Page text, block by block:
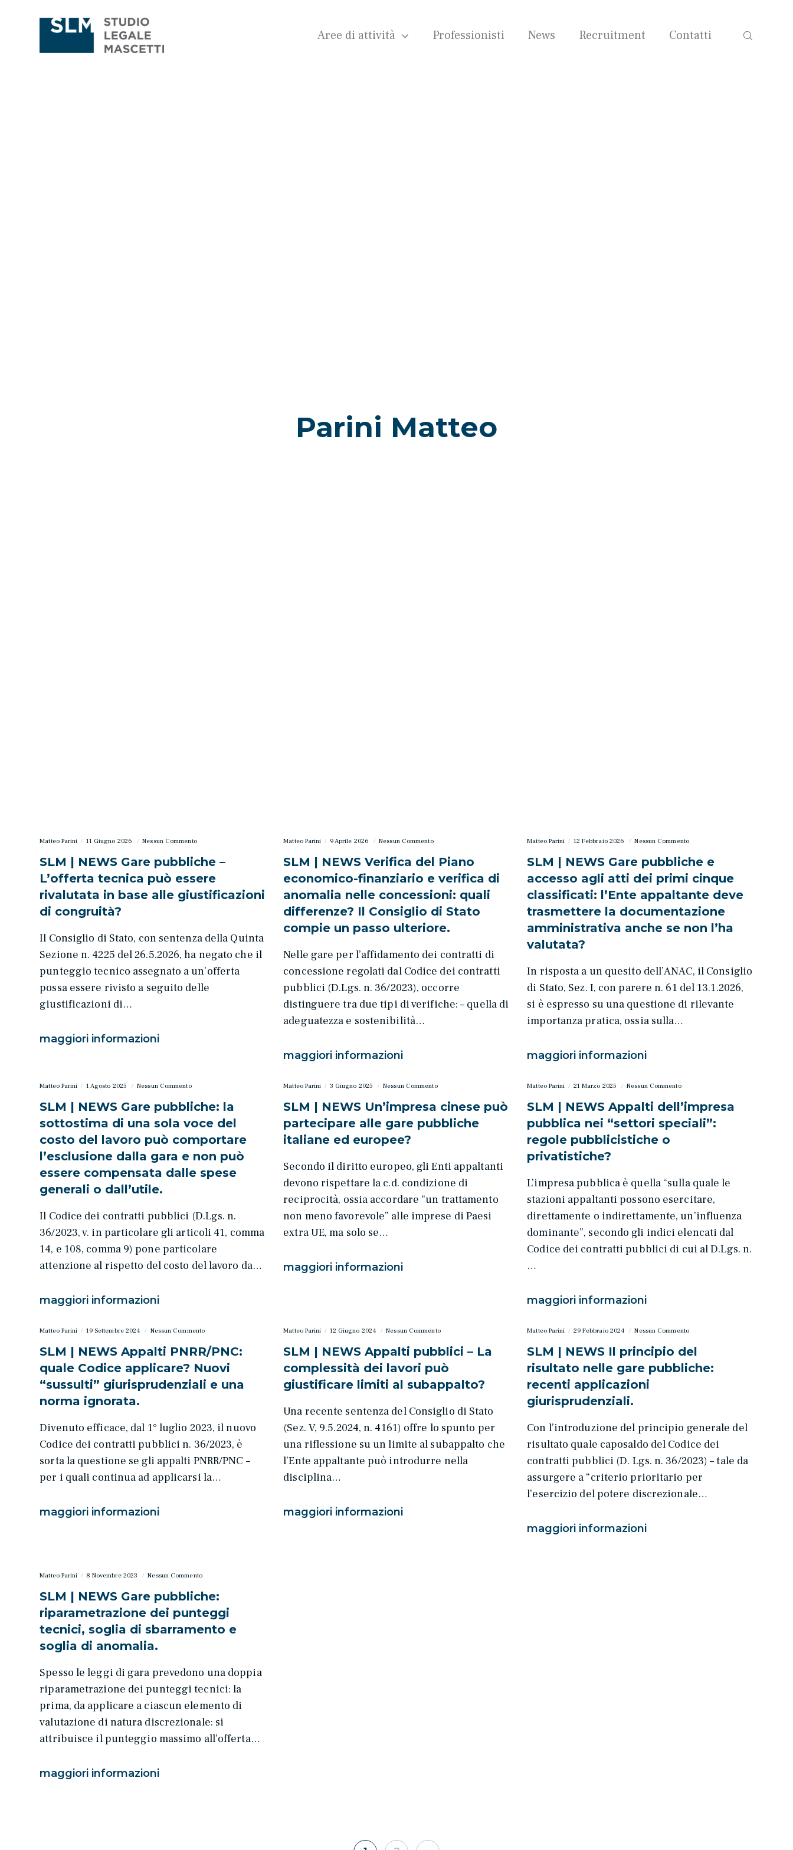
Aree di attività Professionisti News Recruitment Contatti
Parini Matteo
Matteo Parini 11 Giugno 2026 Nessun Commento
SLM | NEWS Gare pubbliche –
L’offerta tecnica può essere
rivalutata in base alle giustificazioni
di congruità?
Il Consiglio di Stato, con sentenza della Quinta
Sezione n. 4225 del 26.5.2026, ha negato che il
punteggio tecnico assegnato a un’offerta
possa essere rivisto a seguito delle
giustificazioni di…
maggiori informazioni
Matteo Parini 9 Aprile 2026 Nessun Commento
SLM | NEWS Verifica del Piano
economico-finanziario e verifica di
anomalia nelle concessioni: quali
differenze? Il Consiglio di Stato
compie un passo ulteriore.
Nelle gare per l’affidamento dei contratti di
concessione regolati dal Codice dei contratti
pubblici (D.Lgs. n. 36/2023), occorre
distinguere tra due tipi di verifiche: – quella di
adeguatezza e sostenibilità…
maggiori informazioni
Matteo Parini 12 Febbraio 2026 Nessun Commento
SLM | NEWS Gare pubbliche e
accesso agli atti dei primi cinque
classificati: l’Ente appaltante deve
trasmettere la documentazione
amministrativa anche se non l’ha
valutata?
In risposta a un quesito dell’ANAC, il Consiglio
di Stato, Sez. I, con parere n. 61 del 13.1.2026,
si è espresso su una questione di rilevante
importanza pratica, ossia sulla…
maggiori informazioni
Matteo Parini 1 Agosto 2025 Nessun Commento
SLM | NEWS Gare pubbliche: la
sottostima di una sola voce del
costo del lavoro può comportare
l’esclusione dalla gara e non può
essere compensata dalle spese
generali o dall’utile.
Il Codice dei contratti pubblici (D.Lgs. n.
36/2023, v. in particolare gli articoli 41, comma
14, e 108, comma 9) pone particolare
attenzione al rispetto del costo del lavoro da…
maggiori informazioni
Matteo Parini 3 Giugno 2025 Nessun Commento
SLM | NEWS Un’impresa cinese può
partecipare alle gare pubbliche
italiane ed europee?
Secondo il diritto europeo, gli Enti appaltanti
devono rispettare la c.d. condizione di
reciprocità, ossia accordare “un trattamento
non meno favorevole” alle imprese di Paesi
extra UE, ma solo se…
maggiori informazioni
Matteo Parini 21 Marzo 2025 Nessun Commento
SLM | NEWS Appalti dell’impresa
pubblica nei “settori speciali”:
regole pubblicistiche o
privatistiche?
L’impresa pubblica è quella “sulla quale le
stazioni appaltanti possono esercitare,
direttamente o indirettamente, un’influenza
dominante”, secondo gli indici elencati dal
Codice dei contratti pubblici di cui al D.Lgs. n.
…
maggiori informazioni
Matteo Parini 19 Settembre 2024 Nessun Commento
SLM | NEWS Appalti PNRR/PNC:
quale Codice applicare? Nuovi
“sussulti” giurisprudenziali e una
norma ignorata.
Divenuto efficace, dal 1° luglio 2023, il nuovo
Codice dei contratti pubblici n. 36/2023, è
sorta la questione se gli appalti PNRR/PNC –
per i quali continua ad applicarsi la…
maggiori informazioni
Matteo Parini 12 Giugno 2024 Nessun Commento
SLM | NEWS Appalti pubblici – La
complessità dei lavori può
giustificare limiti al subappalto?
Una recente sentenza del Consiglio di Stato
(Sez. V, 9.5.2024, n. 4161) offre lo spunto per
una riflessione su un limite al subappalto che
l’Ente appaltante può introdurre nella
disciplina…
maggiori informazioni
Matteo Parini 29 Febbraio 2024 Nessun Commento
SLM | NEWS Il principio del
risultato nelle gare pubbliche:
recenti applicazioni
giurisprudenziali.
Con l’introduzione del principio generale del
risultato quale caposaldo del Codice dei
contratti pubblici (D. Lgs. n. 36/2023) – tale da
assurgere a “criterio prioritario per
l’esercizio del potere discrezionale…
maggiori informazioni
Matteo Parini 8 Novembre 2023 Nessun Commento
SLM | NEWS Gare pubbliche:
riparametrazione dei punteggi
tecnici, soglia di sbarramento e
soglia di anomalia.
Spesso le leggi di gara prevedono una doppia
riparametrazione dei punteggi tecnici: la
prima, da applicare a ciascun elemento di
valutazione di natura discrezionale: si
attribuisce il punteggio massimo all’offerta…
maggiori informazioni